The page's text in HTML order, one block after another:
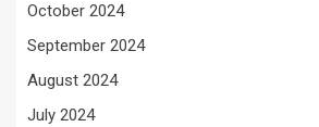
October 2024
September 2024
August 2024
July 2024